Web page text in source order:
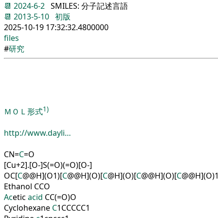
📆 2024-6-2 SMILES: 分子記述言語
📆 2013-5-10 初版
2025-10-19 17:32:32.4800000
files
#研究
ＭＯＬ形式1)
http://www.dayli…
CN=C=O
[Cu+2].[O-]S(=O)(=O)[O-]
OC[C@@H](O1)[C@@H](O)[C@H](O)[C@@H](O)[C@@H](O)1
Ethanol CCO
Acetic acid CC(=O)O
Cyclohexane C1CCCCC1